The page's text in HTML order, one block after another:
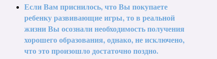
Если Вам приснилось, что Вы покупаете
ребенку развивающие игры, то в реальной
жизни Вы осознали необходимость получения
хорошего образования, однако, не исключено,
что это произошло достаточно поздно.